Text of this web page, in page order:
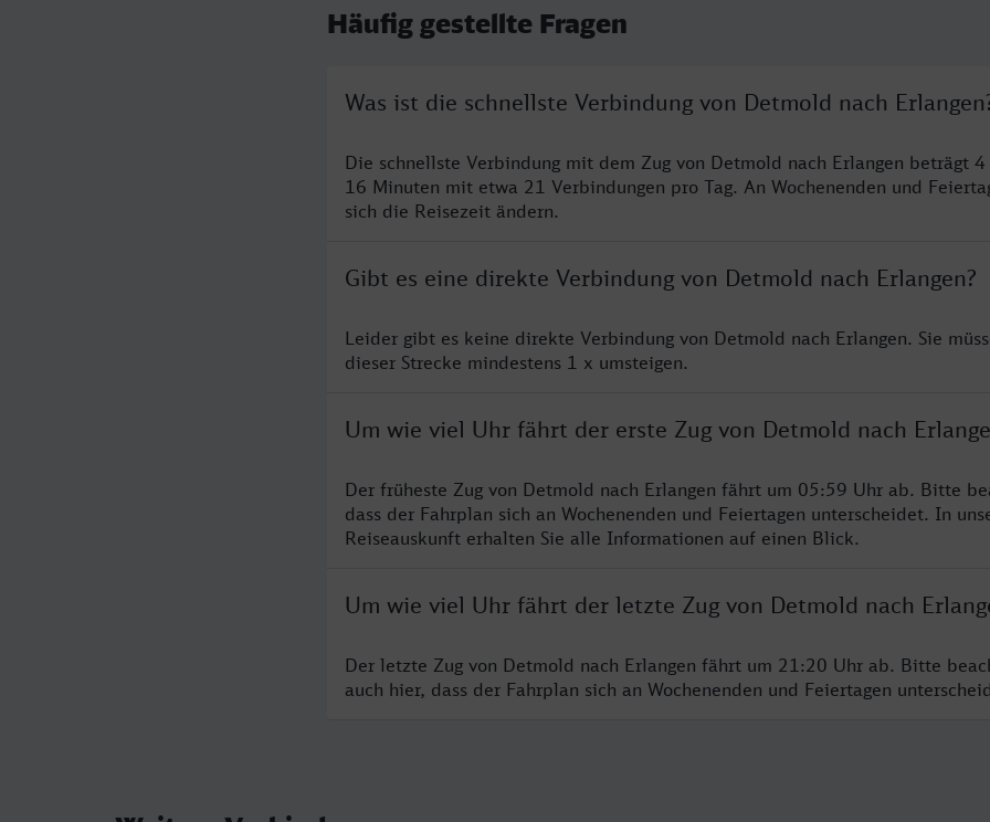
Häufig gestellte Fragen
Was ist die schnellste Verbindung von Detmold nach
Die schnellste Verbindung mit dem Zug von Detmold nach Erlangen beträgt 4
16 Minuten mit etwa 21 Verbindungen pro Tag. An Wochenenden und
sich die Reisezeit ändern.
Gibt es eine direkte Verbindung von Detmold nach Erlangen?
Leider gibt es keine direkte Verbindung von Detmold nach Erlangen. Sie
dieser Strecke mindestens 1 x umsteigen.
Um wie viel Uhr fährt der erste Zug von Detmold nach
Der früheste Zug von Detmold nach Erlangen fährt um 05:59 Uhr ab. Bitte
dass der Fahrplan sich an Wochenenden und Feiertagen unterscheidet. In
Reiseauskunft erhalten Sie alle Informationen auf einen Blick.
Um wie viel Uhr fährt der letzte Zug von Detmold nach
Der letzte Zug von Detmold nach Erlangen fährt um 21:20 Uhr ab. Bitte
auch hier, dass der Fahrplan sich an Wochenenden und Feiertagen